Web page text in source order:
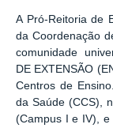
A Pró-Reitoria de
da Coordenação
comunidade
DE EXTENSÃO
Centros de
da Saúde (CCS),
(Campus I e IV),